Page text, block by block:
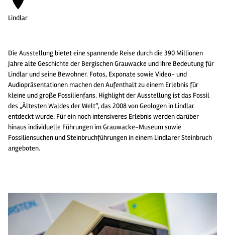
Lindlar
Die Ausstellung bietet eine spannende Reise durch die 390 Millionen
Jahre alte Geschichte der Bergischen Grauwacke und ihre Bedeutung für
Lindlar und seine Bewohner. Fotos, Exponate sowie Video- und
Audiopräsentationen machen den Aufenthalt zu einem Erlebnis für
kleine und große Fossilienfans. Highlight der Ausstellung ist das Fossil
des „Ältesten Waldes der Welt“, das 2008 von Geologen in Lindlar
entdeckt wurde. Für ein noch intensiveres Erlebnis werden darüber
hinaus individuelle Führungen im Grauwacke-Museum sowie
Fossiliensuchen und Steinbruchführungen in einem Lindlarer Steinbruch
angeboten.